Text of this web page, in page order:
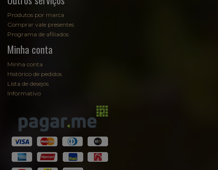
Produtos por marca
Comprar vale presentes
Programa de afiliados
Minha conta
Minha conta
Histórico de pedidos
Lista de desejos
Informativo